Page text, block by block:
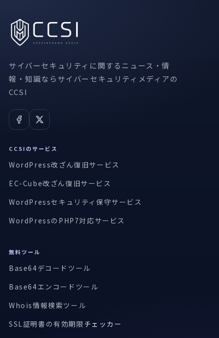
サイバーセキュリティに関するニュース・情
報・知識ならサイバーセキュリティメディアの
CCSI
CCSIのサービス
WordPress改ざん復旧サービス
EC-Cube改ざん復旧サービス
WordPressセキュリティ保守サービス
WordPressのPHP7対応サービス
無料ツール
Base64デコードツール
Base64エンコードツール
Whois情報検索ツール
SSL証明書の有効期限 チェッカー